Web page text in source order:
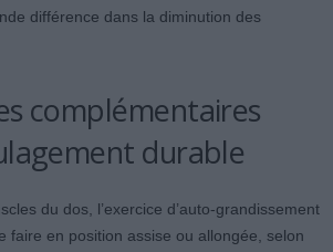
différence dans la diminution des
complémentaires
durable
du dos, l’exercice d’auto-grandissement
faire en position assise ou allongée, selon